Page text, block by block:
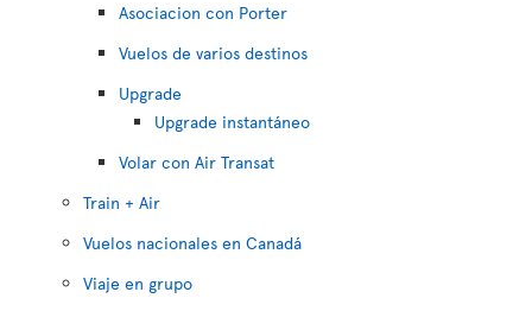
Asociacion con Porter
Vuelos de varios destinos
Upgrade
Upgrade instantáneo
Volar con Air Transat
Train + Air
Vuelos nacionales en Canadá
Viaje en grupo